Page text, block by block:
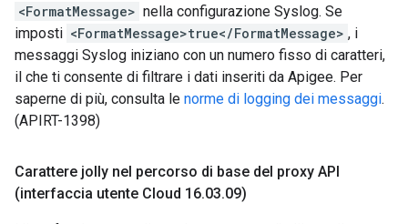
<FormatMessage> nella configurazione Syslog. Se
imposti <FormatMessage>true</FormatMessage> , i
messaggi Syslog iniziano con un numero fisso di caratteri,
il che ti consente di filtrare i dati inseriti da Apigee. Per
saperne di più, consulta le norme di logging dei messaggi.
(APIRT-1398)
Carattere jolly nel percorso di base del proxy API
(interfaccia utente Cloud 16.03.09)